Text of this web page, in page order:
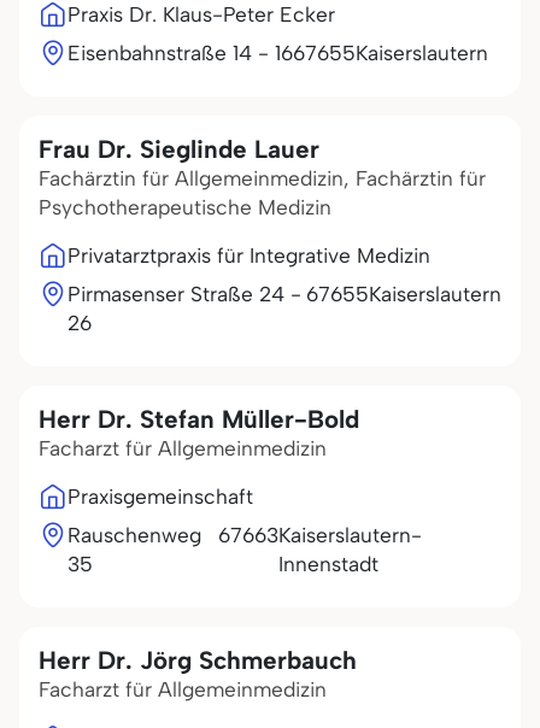
Praxis Dr. Klaus-Peter Ecker
Eisenbahnstraße 14 - 1667655Kaiserslautern
Frau Dr. Sieglinde Lauer
Fachärztin für Allgemeinmedizin, Fachärztin für
Psychotherapeutische Medizin
Privatarztpraxis für Integrative Medizin
Pirmasenser Straße 24 -
26
67655Kaiserslautern
Herr Dr. Stefan Müller-Bold
Facharzt für Allgemeinmedizin
Praxisgemeinschaft
Rauschenweg
35
67663Kaiserslautern-
Innenstadt
Herr Dr. Jörg Schmerbauch
Facharzt für Allgemeinmedizin